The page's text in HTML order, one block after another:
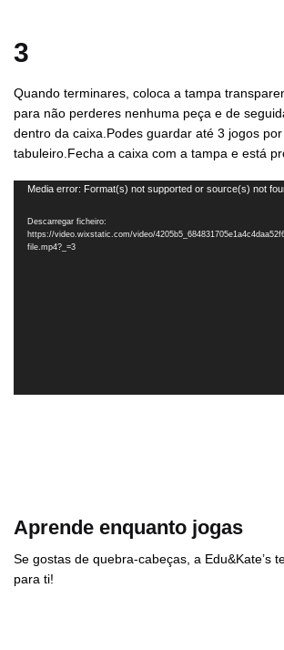
3
Quando terminares, coloca a tampa
para não perderes nenhuma peça e de
dentro da caixa.Podes guardar até 3 jogos
tabuleiro.Fecha a caixa com a tampa e está
Reprodutor
vídeo
Media error: Format(s) not supported or source(s) not
Descarregar ficheiro:
https://video.wixstatic.com/video/
file.mp4?_=3
Aprende enquanto jogas
Se gostas de quebra-cabeças, a Edu&Kate’s
para ti!